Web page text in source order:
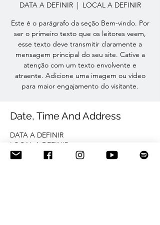
DATA A DEFINIR
  |
LOCAL A DEFINIR
Este é o parágrafo da seção Bem-vindo. Por
ser o primeiro texto que os leitores veem,
esse texto deve transmitir claramente a
mensagem principal do seu site. Cative a
atenção com um texto envolvente e
atraente. Adicione uma imagem ou vídeo
para maior engajamento do visitante.
Date, Time And Address
DATA A DEFINIR
LOCAL A DEFINIR